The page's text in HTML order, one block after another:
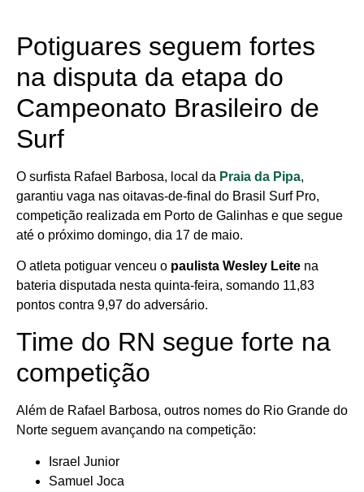
Potiguares seguem fortes
na disputa da etapa do
Campeonato Brasileiro de
Surf
O surfista Rafael Barbosa, local da Praia da Pipa,
garantiu vaga nas oitavas-de-final do Brasil Surf Pro,
competição realizada em Porto de Galinhas e que segue
até o próximo domingo, dia 17 de maio.
O atleta potiguar venceu o paulista Wesley Leite na
bateria disputada nesta quinta-feira, somando 11,83
pontos contra 9,97 do adversário.
Time do RN segue forte na
competição
Além de Rafael Barbosa, outros nomes do Rio Grande do
Norte seguem avançando na competição:
Israel Junior
Samuel Joca